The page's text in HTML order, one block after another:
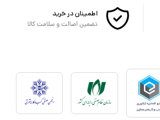
اطمینان در خرید
تضمین اصالت و سلامت کالا